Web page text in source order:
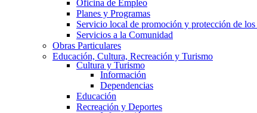
Oficina de Empleo
Planes y Programas
Servicio local de promoción y protección de
Servicios a la Comunidad
Obras Particulares
Educación, Cultura, Recreación y Turismo
Cultura y Turismo
Información
Dependencias
Educación
Recreación y Deportes